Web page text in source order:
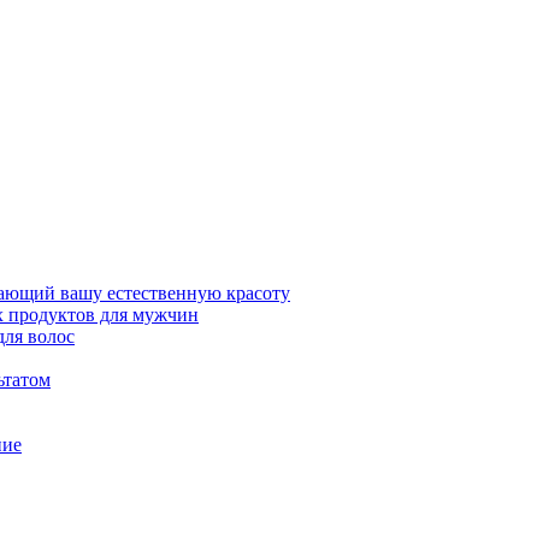
вашу естественную красоту
для мужчин
волос